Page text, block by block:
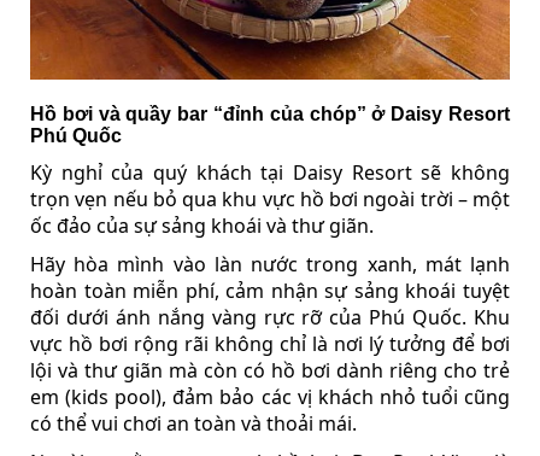
Hồ bơi và quầy bar “đỉnh của chóp” ở Daisy Resort
Phú Quốc
Kỳ nghỉ của quý khách tại Daisy Resort sẽ không
trọn vẹn nếu bỏ qua khu vực hồ bơi ngoài trời – một
ốc đảo của sự sảng khoái và thư giãn.
Hãy hòa mình vào làn nước trong xanh, mát lạnh
hoàn toàn miễn phí, cảm nhận sự sảng khoái tuyệt
đối dưới ánh nắng vàng rực rỡ của Phú Quốc. Khu
vực hồ bơi rộng rãi không chỉ là nơi lý tưởng để bơi
lội và thư giãn mà còn có hồ bơi dành riêng cho trẻ
em (kids pool), đảm bảo các vị khách nhỏ tuổi cũng
có thể vui chơi an toàn và thoải mái.